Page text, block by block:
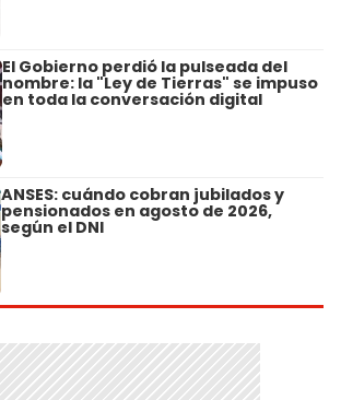
El Gobierno perdió la pulseada del
nombre: la "Ley de Tierras" se impuso
en toda la conversación digital
ANSES: cuándo cobran jubilados y
pensionados en agosto de 2026,
según el DNI